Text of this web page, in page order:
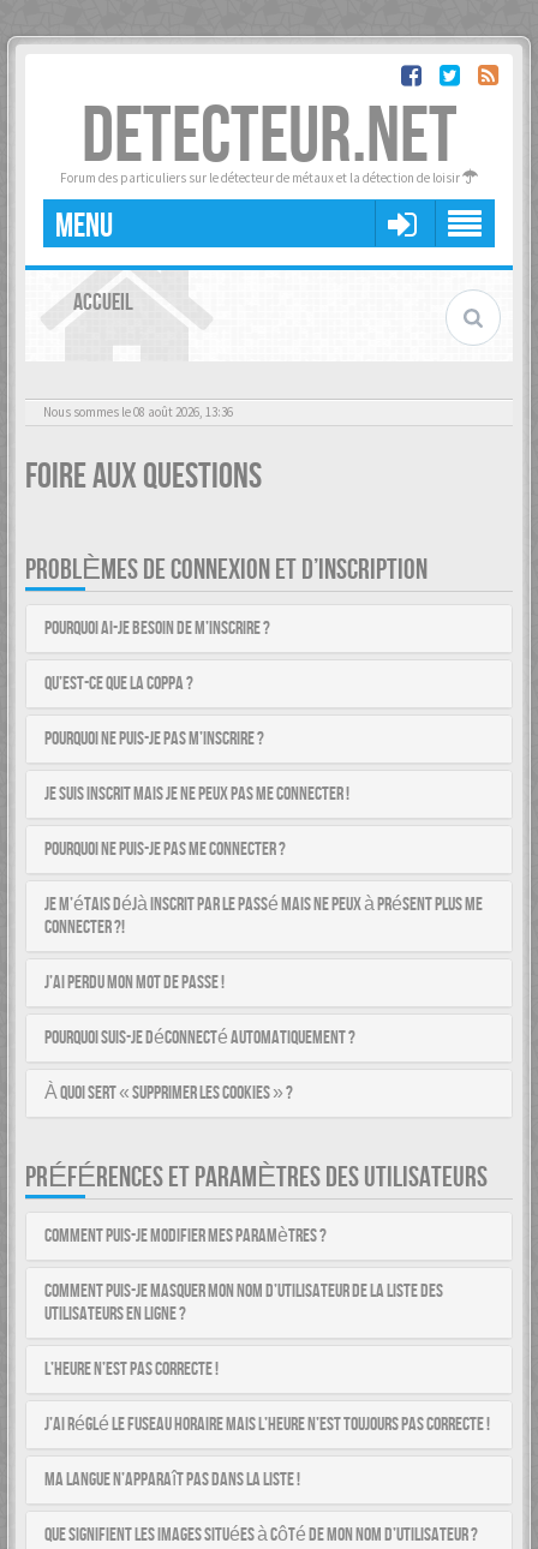
DETECTEUR.NET
Forum des particuliers sur le détecteur de métaux et la détection de loisir
MENU
ACCUEIL
Nous sommes le 08 août 2026, 13:36
Foire aux questions
PROBLÈMES DE CONNEXION ET D’INSCRIPTION
Pourquoi ai-je besoin de m’inscrire ?
Qu’est-ce que la COPPA ?
Pourquoi ne puis-je pas m’inscrire ?
Je suis inscrit mais je ne peux pas me connecter !
Pourquoi ne puis-je pas me connecter ?
Je m’étais déjà inscrit par le passé mais ne peux à présent plus me
connecter ?!
J’ai perdu mon mot de passe !
Pourquoi suis-je déconnecté automatiquement ?
À quoi sert « Supprimer les cookies » ?
PRÉFÉRENCES ET PARAMÈTRES DES UTILISATEURS
Comment puis-je modifier mes paramètres ?
Comment puis-je masquer mon nom d’utilisateur de la liste des
utilisateurs en ligne ?
L’heure n’est pas correcte !
J’ai réglé le fuseau horaire mais l’heure n’est toujours pas correcte !
Ma langue n’apparaît pas dans la liste !
Que signifient les images situées à côté de mon nom d’utilisateur ?